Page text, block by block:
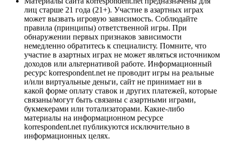
лиц старше 21 года (21+). Участие в азартных играх
может вызвать игровую зависимость. Соблюдайте
правила (принципы) ответственной игры. При
обнаружении первых признаков зависимости
немедленно обратитесь к специалисту. Помните, что
участие в азартных играх не может являться источником
доходов или альтернативой работе. Информационный
ресурс korrespondent.net не проводит игры на реальные
и/или виртуальные деньги, сайт не принимает ни в
какой форме оплату ставок и других платежей, которые
связаны/могут быть связаны с азартными играми,
букмекерами или тотализаторами. Какие-либо
материалы на информационном ресурсе
korrespondent.net публикуются исключительно в
информационных целях.